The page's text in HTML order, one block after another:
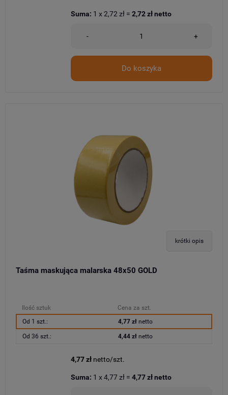
- +
Do koszyka
Suma: 1 x2,72 zł = 2,72 złnetto
krótki opis
Taśma maskująca malarska 48x50 GOLD
Ilość sztuk
Cena za szt.
Od 1 szt.:
4,77 złnetto
Od 36 szt.: 4,44 złnetto
4,77 zł netto/szt.
Suma: 1 x4,77 zł = 4,77 złnetto